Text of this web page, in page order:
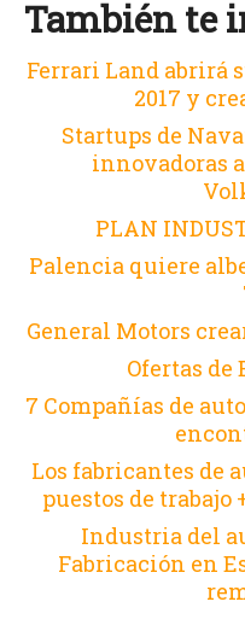
También te
Ferrari Land abrirá
2017 y
Startups de
innovadoras
PLAN
Palencia quiere
General Motors
Ofertas de
7 Compañías de
Los fabricantes de
puestos de
Industria del
Fabricación en